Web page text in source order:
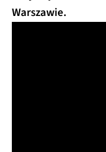
Warszawie.